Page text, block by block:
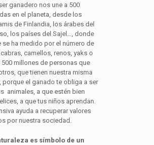
ganadero nos une a 500
en el planeta, desde los
de Finlandia, los árabes del
los países del Sajel…, donde
se ha medido por el número de
camellos, renos, yaks o
500 millones de personas que
que tienen nuestra misma
porque el ganado te obliga a ser
animales, a que estén bien
a que tus niños aprendan.
ayuda a recuperar valores
por nuestra sociedad.
es símbolo de un